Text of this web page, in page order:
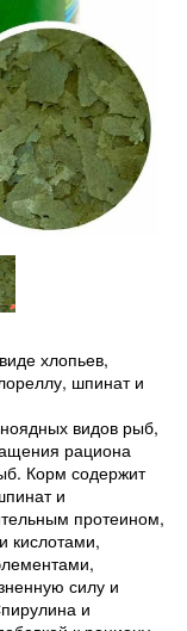
хлопьев,
шпинат и
видов рыб,
рациона
Корм содержит
и
протеином,
силу и
и